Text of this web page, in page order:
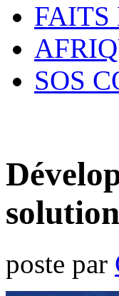
FAITS
SOS
solution
poste par